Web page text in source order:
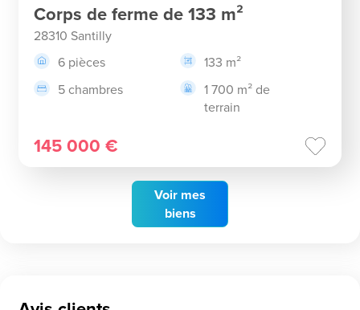
Voir mes
biens
Corps de ferme de 133 m²
28310 Santilly
6 pièces
133 m²
5 chambres
1 700 m² de
terrain
145 000 €